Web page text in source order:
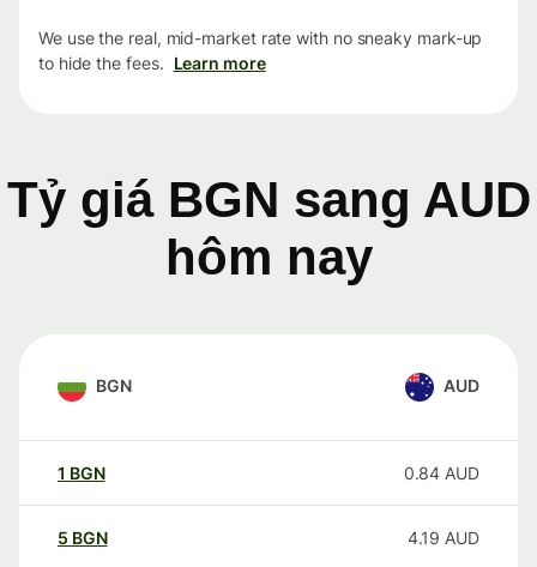
We use the real, mid-market rate with no sneaky mark-up
to hide the fees. Learn more
Tỷ giá BGN sang AUD
hôm nay
BGN AUD
1 BGN 0.84 AUD
5 BGN 4.19 AUD